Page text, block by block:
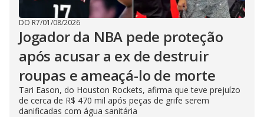
DO R7/01/08/2026
Jogador da NBA pede proteção
após acusar a ex de destruir
roupas e ameaçá-lo de morte
Tari Eason, do Houston Rockets, afirma que teve prejuízo
de cerca de R$ 470 mil após peças de grife serem
danificadas com água sanitária